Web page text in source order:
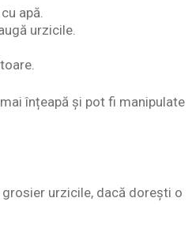
apă.
urzicile.
înțeapă și pot fi manipulate
urzicile, dacă dorești o